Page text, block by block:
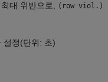
대 위반으로, (row viol.)
정(단위: 초)